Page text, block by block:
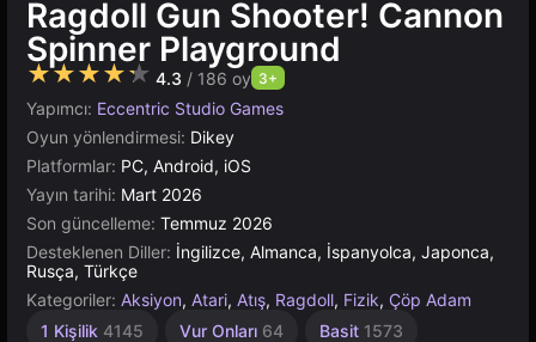
Ragdoll Gun Shooter! Cannon
Spinner Playground
★★★★★ 4.3 / 186 oy 3+
Yapımcı: Eccentric Studio Games
Oyun yönlendirmesi: Dikey
Platformlar: PC, Android, iOS
Yayın tarihi: Mart 2026
Son güncelleme: Temmuz 2026
Desteklenen Diller: İngilizce, Almanca, İspanyolca, Japonca,
Rusça, Türkçe
Kategoriler: Aksiyon, Atari, Atış, Ragdoll, Fizik, Çöp Adam
1 Kişilik 4145 Vur Onları 64 Basit 1573